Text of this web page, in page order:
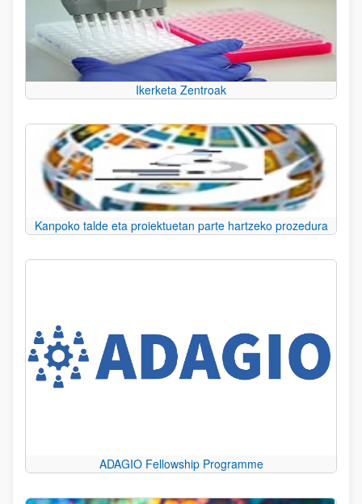
Ikerketa Zentroak
Kanpoko talde eta proiektuetan parte hartzeko prozedura
ADAGIO Fellowship Programme